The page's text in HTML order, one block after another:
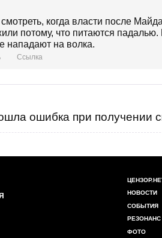
когда власти после
потому, что питаются
нападают на волка.
Ссылка
ошибка при получении
НОВОСТИ
СОБЫТИЯ
РЕЗОНАНС
ФОТО